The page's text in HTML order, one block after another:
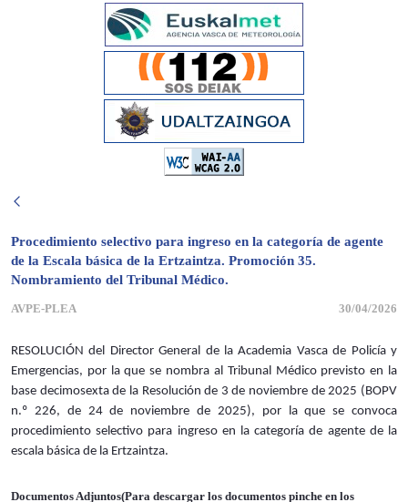
Procedimiento selectivo para ingreso en la categoría de agente
de la Escala básica de la Ertzaintza. Promoción 35.
Nombramiento del Tribunal Médico.
AVPE-PLEA 30/04/2026
RESOLUCIÓN del Director General de la Academia Vasca de Policía y
Emergencias, por la que se nombra al Tribunal Médico previsto en la
base decimosexta de la Resolución de 3 de noviembre de 2025 (BOPV
n.º 226, de 24 de noviembre de 2025), por la que se convoca
procedimiento selectivo para ingreso en la categoría de agente de la
escala básica de la Ertzaintza.
Documentos Adjuntos(Para descargar los documentos pinche en los